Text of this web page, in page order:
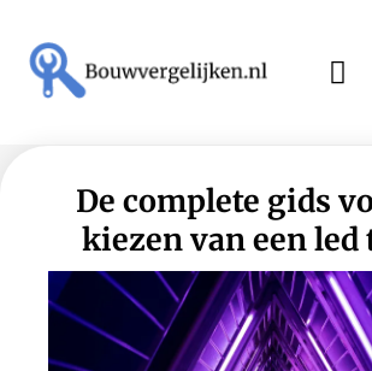
De complete gids
kiezen van een led